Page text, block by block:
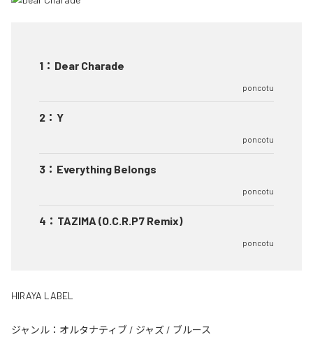
1 ： Dear Charade
poncotu
2 ： Y
poncotu
3 ： Everything Belongs
poncotu
4 ： TAZIMA (O.C.R.P7 Remix)
poncotu
HIRAYA LABEL
ジャンル： オルタナティブ / ジャズ / ブルース